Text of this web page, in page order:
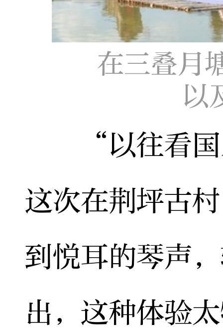
在三叠月
以
“以往看国
这次在荆坪古
到悦耳的琴声
出，这种体验